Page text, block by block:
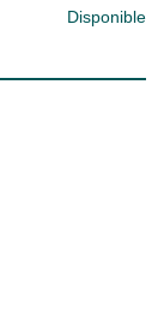
Disponible